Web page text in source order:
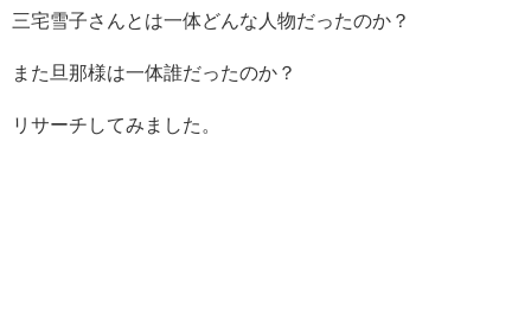
三宅雪子さんとは一体どんな人物だったのか？
また旦那様は一体誰だったのか？
リサーチしてみました。